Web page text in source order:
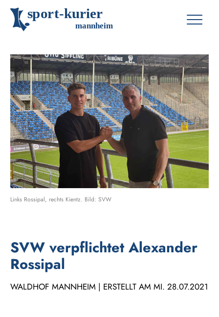
sport-kurier
mannheim
Links Rossipal, rechts Kientz. Bild: SVW
SVW verpflichtet Alexander
Rossipal
WALDHOF MANNHEIM | ERSTELLT AM MI. 28.07.2021